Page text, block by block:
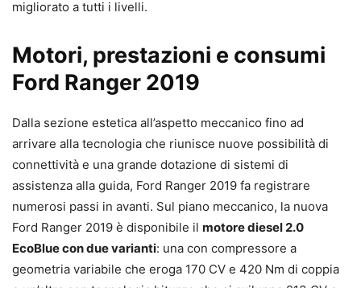
migliorato a tutti i livelli.
Motori, prestazioni e consumi
Ford Ranger 2019
Dalla sezione estetica all’aspetto meccanico fino ad
arrivare alla tecnologia che riunisce nuove possibilità di
connettività e una grande dotazione di sistemi di
assistenza alla guida, Ford Ranger 2019 fa registrare
numerosi passi in avanti. Sul piano meccanico, la nuova
Ford Ranger 2019 è disponibile il motore diesel 2.0
EcoBlue con due varianti: una con compressore a
geometria variabile che eroga 170 CV e 420 Nm di coppia